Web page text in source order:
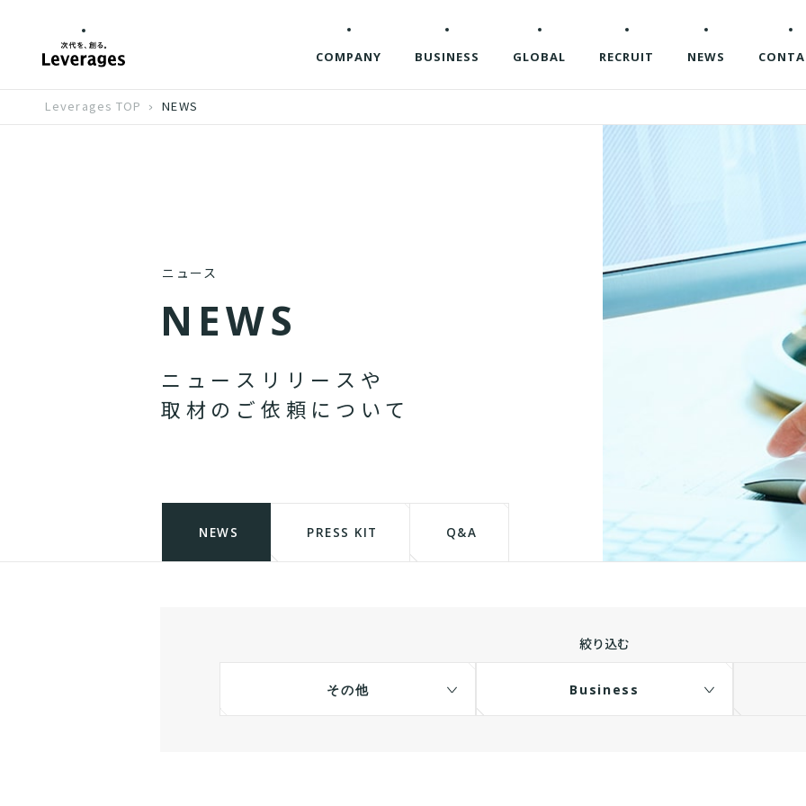
COMPANY BUSINESS GLOBAL RECRUIT NEWS
Leverages TOP NEWS
ニュース
N EWS
ニ ュ ー ス リ リ ー ス や
取 材 の ご 依 頼 に つ い て
NEWS PRESS KIT Q&A
絞り込む
その他 Business